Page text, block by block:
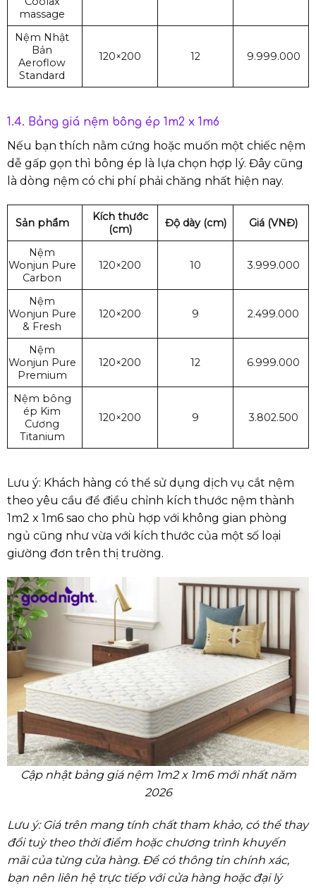
massage
Nệm Nhật
Bản
Aeroflow
Standard
120×200 12 9.999.000
1.4. Bảng giá nệm bông ép 1m2 x 1m6
Nếu bạn thích nằm cứng hoặc muốn một chiếc nệm
dễ gấp gọn thì bông ép là lựa chọn hợp lý. Đây cũng
là dòng nệm có chi phí phải chăng nhất hiện nay.
Sản phẩm
Kích thước
(cm)
Độ dày (cm) Giá (VNĐ)
Nệm
Wonjun Pure
Carbon
120×200 10 3.999.000
Nệm
Wonjun Pure
& Fresh
120×200 9 2.499.000
Nệm
Wonjun Pure
Premium
120×200 12 6.999.000
Nệm bông
ép Kim
Cương
Titanium
120×200 9 3.802.500
Lưu ý: Khách hàng có thể sử dụng dịch vụ cắt nệm
theo yêu cầu để điều chỉnh kích thước nệm thành
1m2 x 1m6 sao cho phù hợp với không gian phòng
ngủ cũng như vừa với kích thước của một số loại
giường đơn trên thị trường.
Cập nhật bảng giá nệm 1m2 x 1m6 mới nhất năm
2026
Lưu ý: Giá trên mang tính chất tham khảo, có thể thay
đổi tuỳ theo thời điểm hoặc chương trình khuyến
mãi của từng cửa hàng. Để có thông tin chính xác,
bạn nên liên hệ trực tiếp với cửa hàng hoặc đại lý